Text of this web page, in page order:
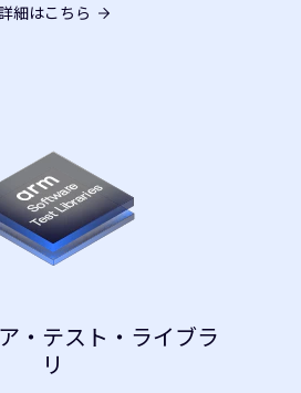
細はこちら
・テスト・ライブラ
リ